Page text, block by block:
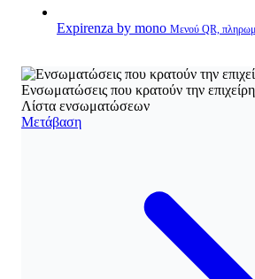
Expirenza by mono Μενού QR,
Ενσωματώσεις που κρατούν την
Λίστα ενσωματώσεων
Μετάβαση